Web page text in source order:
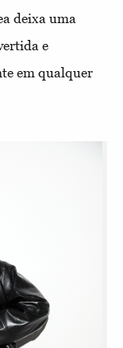
deixa uma
e
em qualquer